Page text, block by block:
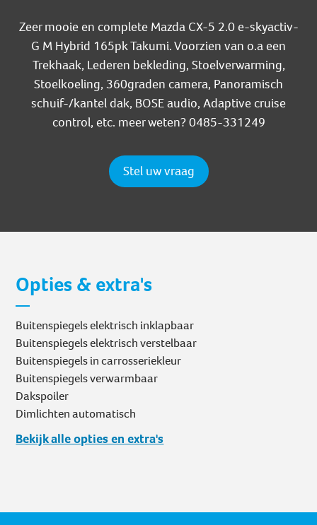
Zeer mooie en complete Mazda CX-5 2.0 e-skyactiv-
G M Hybrid 165pk Takumi. Voorzien van o.a een
Trekhaak, Lederen bekleding, Stoelverwarming,
Stoelkoeling, 360graden camera, Panoramisch
schuif-/kantel dak, BOSE audio, Adaptive cruise
control, etc. meer weten? 0485-331249
Stel uw vraag
Opties & extra's
Buitenspiegels elektrisch inklapbaar
Buitenspiegels elektrisch verstelbaar
Buitenspiegels in carrosseriekleur
Buitenspiegels verwarmbaar
Dakspoiler
Dimlichten automatisch
Bekijk alle opties en extra's